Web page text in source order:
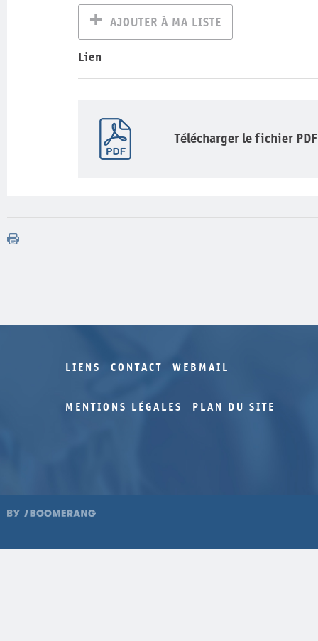
AJOUTER À MA LISTE
Lien
Télécharger le fichier PDF
LIENS CONTACT WEBMAIL
MENTIONS LÉGALES PLAN DU SITE